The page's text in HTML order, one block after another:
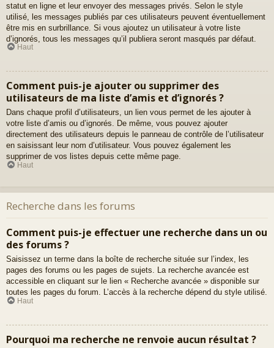
statut en ligne et leur envoyer des messages privés. Selon le style
utilisé, les messages publiés par ces utilisateurs peuvent éventuellement
être mis en surbrillance. Si vous ajoutez un utilisateur à votre liste
d’ignorés, tous les messages qu’il publiera seront masqués par défaut.
Haut
Comment puis-je ajouter ou supprimer des
utilisateurs de ma liste d’amis et d’ignorés ?
Dans chaque profil d’utilisateurs, un lien vous permet de les ajouter à
votre liste d’amis ou d’ignorés. De même, vous pouvez ajouter
directement des utilisateurs depuis le panneau de contrôle de l’utilisateur
en saisissant leur nom d’utilisateur. Vous pouvez également les
supprimer de vos listes depuis cette même page.
Haut
Recherche dans les forums
Comment puis-je effectuer une recherche dans un ou
des forums ?
Saisissez un terme dans la boîte de recherche située sur l’index, les
pages des forums ou les pages de sujets. La recherche avancée est
accessible en cliquant sur le lien « Recherche avancée » disponible sur
toutes les pages du forum. L’accès à la recherche dépend du style utilisé.
Haut
Pourquoi ma recherche ne renvoie aucun résultat ?